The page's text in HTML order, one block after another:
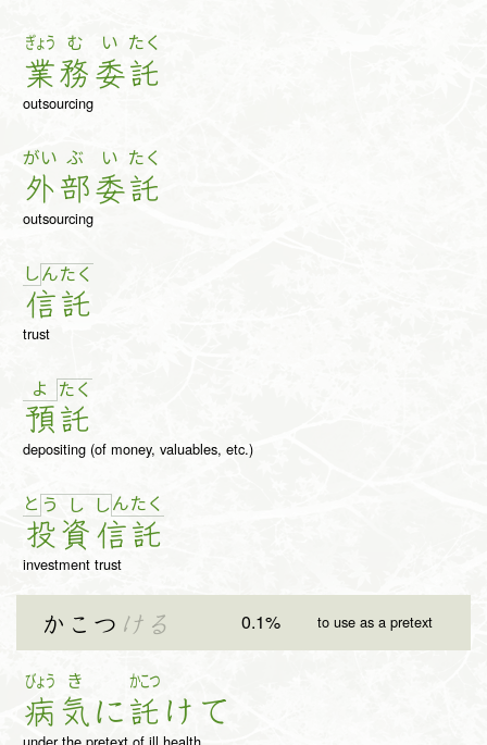
ぎょう
業
む
務
い
委
たく
託
outsourcing
がい
外
ぶ
部
い
委
たく
託
outsourcing
しん
信
た く
託
trust
よ
預
た く
託
depositing (of money, valuables, etc.)
と う
投
し
資
しん
信
た く
託
investment trust
かこつ ける 0.1% to use as a pretext
びょう
病
き
気に
かこつ
託 け て